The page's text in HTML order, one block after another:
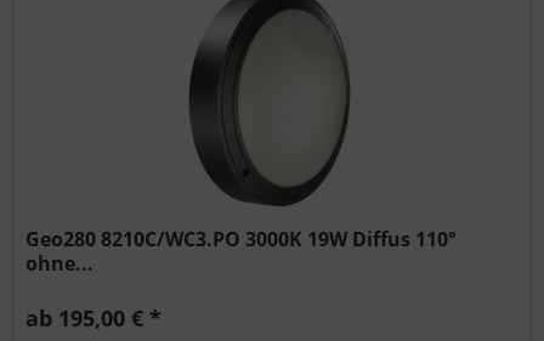
Geo280 8210C/WC3.PO 3000K 19W Diffus 110°
ohne...
ab 195,00 € *